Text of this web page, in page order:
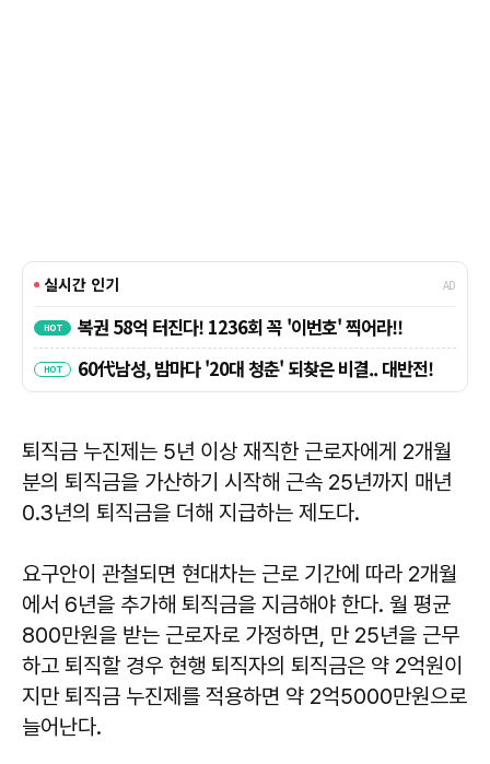
퇴직금 누진제는 5년 이상 재직한 근로자에게 2개월
분의 퇴직금을 가산하기 시작해 근속 25년까지 매년
0.3년의 퇴직금을 더해 지급하는 제도다.
요구안이 관철되면 현대차는 근로 기간에 따라 2개월
에서 6년을 추가해 퇴직금을 지금해야 한다. 월 평균
800만원을 받는 근로자로 가정하면, 만 25년을 근무
하고 퇴직할 경우 현행 퇴직자의 퇴직금은 약 2억원이
지만 퇴직금 누진제를 적용하면 약 2억5000만원으로
늘어난다.